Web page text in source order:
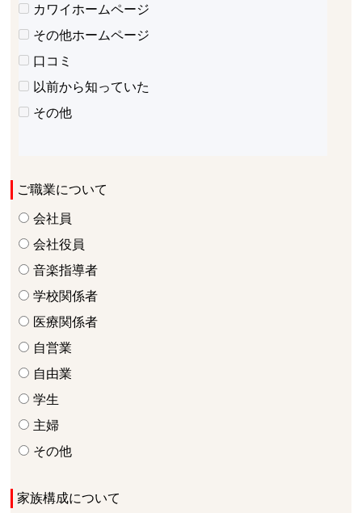
カワイホームページ
その他ホームページ
口コミ
以前から知っていた
その他
ご職業について
会社員
会社役員
音楽指導者
学校関係者
医療関係者
自営業
自由業
学生
主婦
その他
家族構成について